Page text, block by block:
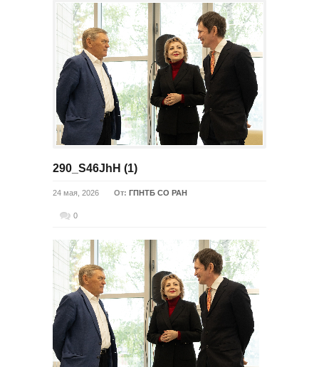
290_S46JhH (1)
24 мая, 2026 От: ГПНТБ СО РАН
0